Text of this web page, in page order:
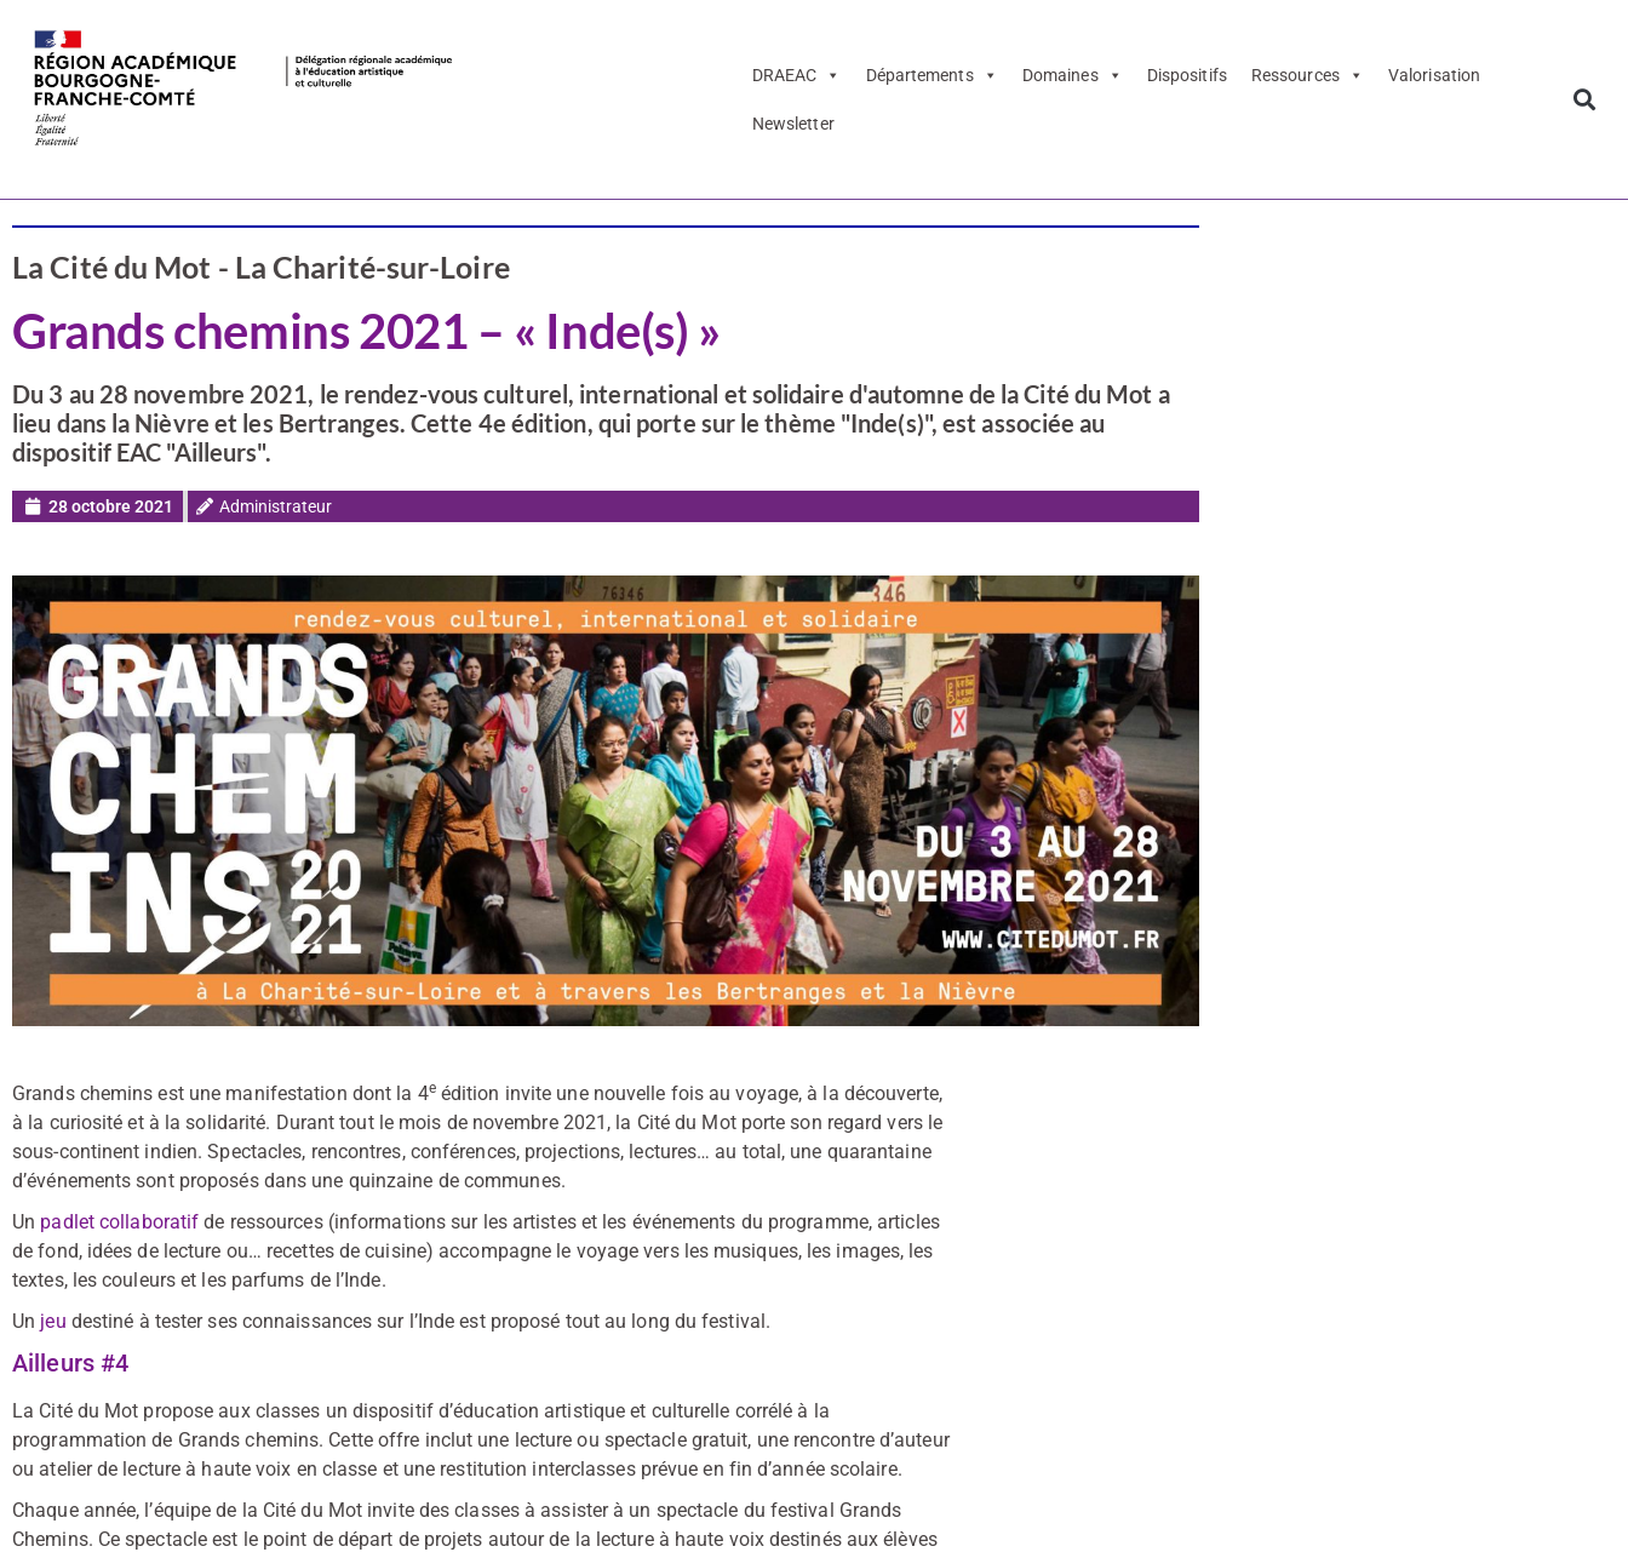
DRAEAC Départements Domaines Dispositifs Ressources Valorisation
Newsletter
La Cité du Mot - La Charité-sur-Loire
Grands chemins 2021 – « Inde(s) »
Du 3 au 28 novembre 2021, le rendez-vous culturel, international et solidaire d'automne de la Cité du Mot a
lieu dans la Nièvre et les Bertranges. Cette 4e édition, qui porte sur le thème "Inde(s)", est associée au
dispositif EAC "Ailleurs".
28 octobre 2021 Administrateur
Grands chemins est une manifestation dont la 4eédition invite une nouvelle fois au voyage, à la découverte,
à la curiosité et à la solidarité. Durant tout le mois de novembre 2021, la Cité du Mot porte son regard vers le
sous-continent indien. Spectacles, rencontres, conférences, projections, lectures… au total, une quarantaine
d’événements sont proposés dans une quinzaine de communes.
Un padlet collaboratif de ressources (informations sur les artistes et les événements du programme, articles
de fond, idées de lecture ou… recettes de cuisine) accompagne le voyage vers les musiques, les images, les
textes, les couleurs et les parfums de l’Inde.
Un jeu destiné à tester ses connaissances sur l’Inde est proposé tout au long du festival.
Ailleurs #4
La Cité du Mot propose aux classes un dispositif d’éducation artistique et culturelle corrélé à la
programmation de Grands chemins. Cette offre inclut une lecture ou spectacle gratuit, une rencontre d’auteur
ou atelier de lecture à haute voix en classe et une restitution interclasses prévue en fin d’année scolaire.
Chaque année, l’équipe de la Cité du Mot invite des classes à assister à un spectacle du festival Grands
Chemins. Ce spectacle est le point de départ de projets autour de la lecture à haute voix destinés aux élèves